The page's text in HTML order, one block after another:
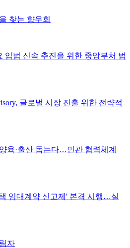
찾는 향우회
입법 신속 추진을 위한 중앙부처 법
글로벌 시장 진출 위한 전략적
육·출산 돕는다…민관 협력체계
임대계약 신고제' 본격 시행…실
자